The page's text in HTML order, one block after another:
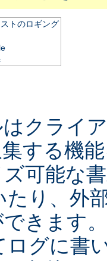
トのロギング
クライ
する機
可能な
たり、外
きます
ログに書